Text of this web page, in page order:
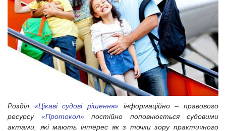
Розділ «Цікаві судові рішення» інформаційно – правового
ресурсу
«Протокол»постійно поповнюється судовими
актами, які мають інтерес як з точки зору практичного